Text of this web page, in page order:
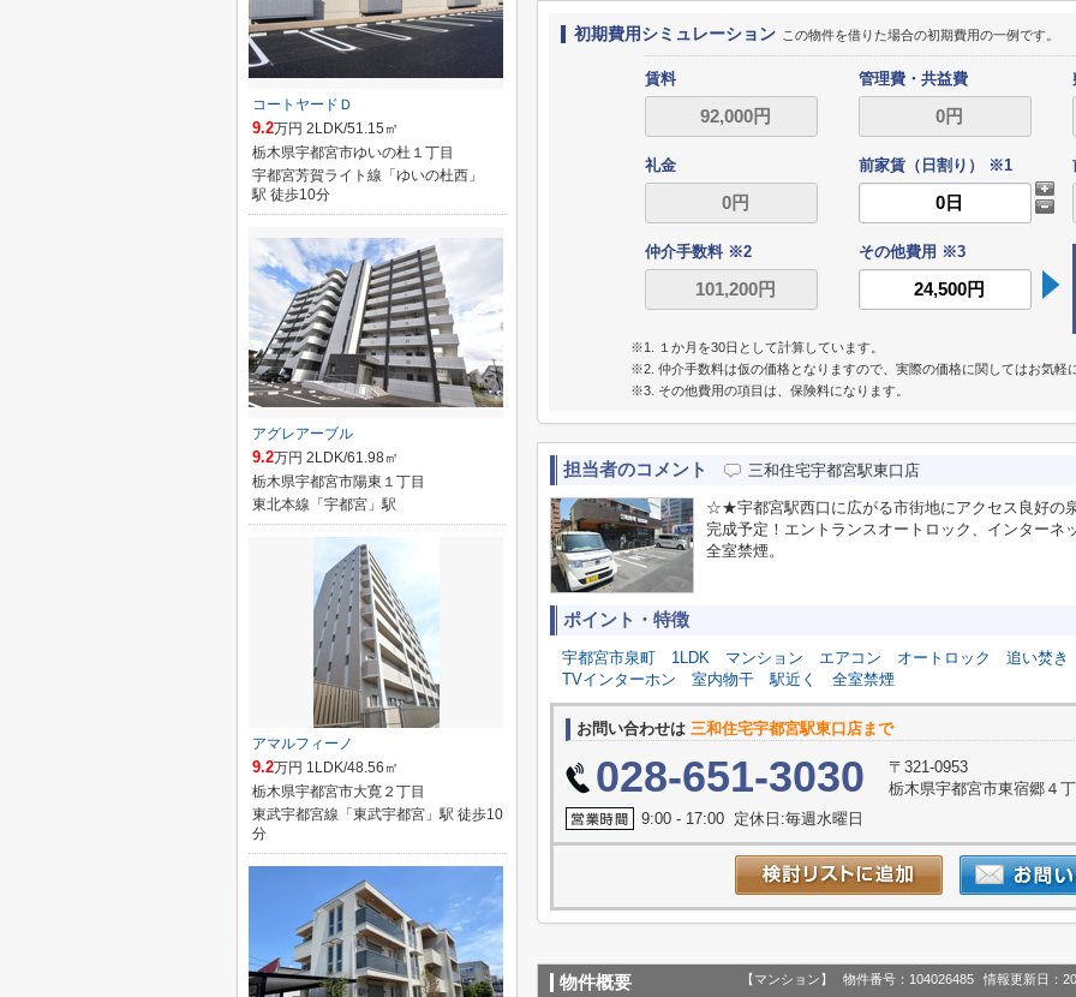
初期費用シミュレーション この物件を借りた場合の初期費用の一例です。
賃料 管理費・共益費
礼金 前家賃（日割り） ※1
仲介手数料 ※2 その他費用 ※3
※1. １か月を30日として計算しています。
※2. 仲介手数料は仮の価格となりますので、実際の価格に関してはお気軽
※3. その他費用の項目は、保険料になります。
担当者のコメント 三和住宅宇都宮駅東口店
☆★宇都宮駅西口に広がる市街地にアクセス良好
完成予定！エントランスオートロック、インターネ
全室禁煙。
ポイント・特徴
宇都宮市泉町 1LDK マンション エアコン オートロック
追い焚き
TVインターホン
室内物干 駅近く 全室禁煙
お問い合わせは 三和住宅宇都宮駅東口店まで
028-651-3030
〒321-0953
栃木県宇都宮市東宿郷４
9:00 - 17:00 定休日:毎週水曜日
物件概要 【マンション】 物件番号：104026485 情報更新日：
コートヤードＤ
9.2万円 2LDK/51.15㎡
栃木県宇都宮市ゆいの杜１丁目
宇都宮芳賀ライト線「ゆいの杜西」
駅 徒歩10分
アグレアーブル
9.2万円 2LDK/61.98㎡
栃木県宇都宮市陽東１丁目
東北本線「宇都宮」駅
アマルフィーノ
9.2万円 1LDK/48.56㎡
栃木県宇都宮市大寛２丁目
東武宇都宮線「東武宇都宮」駅 徒歩10
分